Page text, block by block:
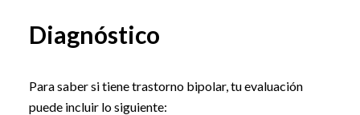
Diagnóstico
Para saber si tiene trastorno bipolar, tu evaluación
puede incluir lo siguiente: